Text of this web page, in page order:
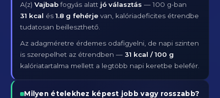
A(z)Vajbabfogyás alatt jó választás — 100 g-ban
31 kcal és1.8 g fehérje van, kalóriadeficites étrendbe
tudatosan beilleszthető.
Az adagméretre érdemes odafigyelni, de napi szinten
is szerepelhet az étrendben —31 kcal / 100 g
kalóriatartalma mellett a legtöbb napi keretbe belefér.
Milyen ételekhez képest jobb vagy rosszabb?